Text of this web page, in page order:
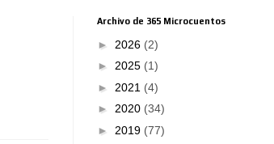
Archivo de 365 Microcuentos
► 2026 (2)
► 2025 (1)
► 2021 (4)
► 2020 (34)
► 2019 (77)